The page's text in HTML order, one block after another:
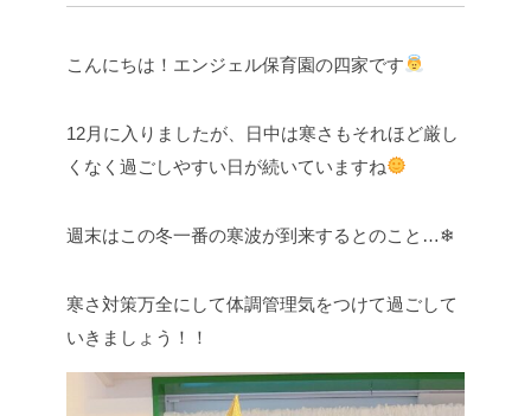
こんにちは！エンジェル保育園の四家です
12月に入りましたが、日中は寒さもそれほど厳し
くなく過ごしやすい日が続いていますね
週末はこの冬一番の寒波が到来するとのこと…❄
寒さ対策万全にして体調管理気をつけて過ごして
いきましょう！！